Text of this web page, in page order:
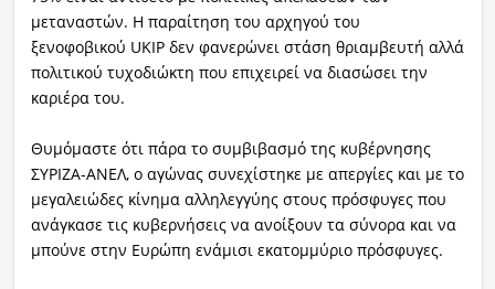
μεταναστών. Η παραίτηση του αρχηγού του
ξενοφοβικού UKIP δεν φανερώνει στάση θριαμβευτή αλλά
πολιτικού τυχοδιώκτη που επιχειρεί να διασώσει την
καριέρα του.
Θυμόμαστε ότι πάρα το συμβιβασμό της κυβέρνησης
ΣΥΡΙΖΑ-ΑΝΕΛ, ο αγώνας συνεχίστηκε με απεργίες και με το
μεγαλειώδες κίνημα αλληλεγγύης στους πρόσφυγες που
ανάγκασε τις κυβερνήσεις να ανοίξουν τα σύνορα και να
μπούνε στην Ευρώπη ενάμισι εκατομμύριο πρόσφυγες.